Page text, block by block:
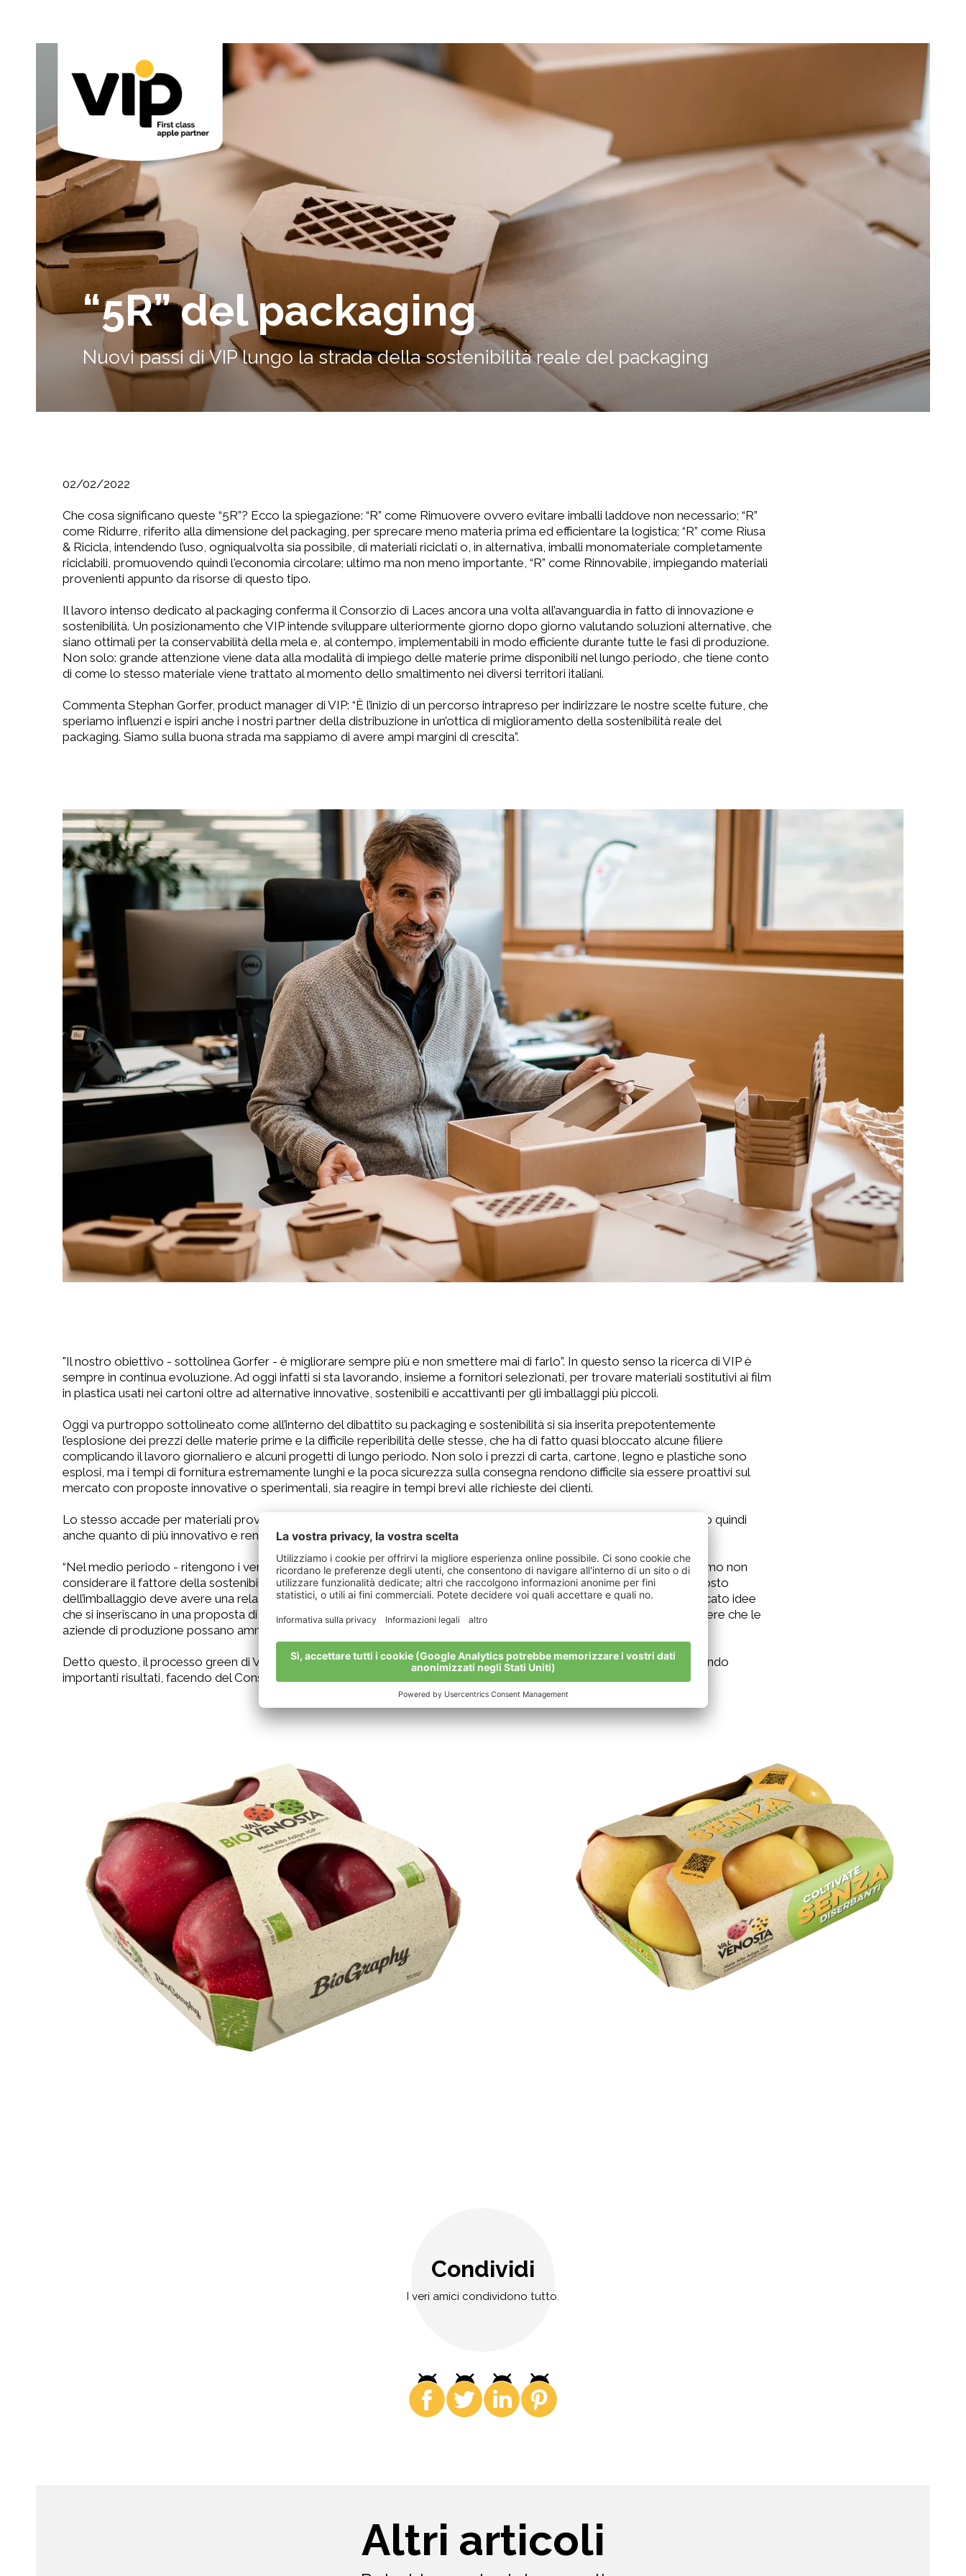
“5R” del packaging
Nuovi passi di VIP lungo la strada della sostenibilità reale del packaging
02/02/2022
Che cosa significano queste “5R”? Ecco la spiegazione: “R” come Rimuovere ovvero evitare imballi laddove non necessario; “R”
come Ridurre, riferito alla dimensione del packaging, per sprecare meno materia prima ed efficientare la logistica; “R” come Riusa
& Ricicla, intendendo l’uso, ogniqualvolta sia possibile, di materiali riciclati o, in alternativa, imballi monomateriale completamente
riciclabili, promuovendo quindi l'economia circolare; ultimo ma non meno importante, “R” come Rinnovabile, impiegando materiali
provenienti appunto da risorse di questo tipo.
Il lavoro intenso dedicato al packaging conferma il Consorzio di Laces ancora una volta all’avanguardia in fatto di innovazione e
sostenibilità. Un posizionamento che VIP intende sviluppare ulteriormente giorno dopo giorno valutando soluzioni alternative, che
siano ottimali per la conservabilità della mela e, al contempo, implementabili in modo efficiente durante tutte le fasi di produzione.
Non solo: grande attenzione viene data alla modalità di impiego delle materie prime disponibili nel lungo periodo, che tiene conto
di come lo stesso materiale viene trattato al momento dello smaltimento nei diversi territori italiani.
Commenta Stephan Gorfer, product manager di VIP: “È l’inizio di un percorso intrapreso per indirizzare le nostre scelte future, che
speriamo influenzi e ispiri anche i nostri partner della distribuzione in un’ottica di miglioramento della sostenibilità reale del
packaging. Siamo sulla buona strada ma sappiamo di avere ampi margini di crescita”.
"Il nostro obiettivo - sottolinea Gorfer - è migliorare sempre più e non smettere mai di farlo”. In questo senso la ricerca di VIP è
sempre in continua evoluzione. Ad oggi infatti si sta lavorando, insieme a fornitori selezionati, per trovare materiali sostitutivi ai film
in plastica usati nei cartoni oltre ad alternative innovative, sostenibili e accattivanti per gli imballaggi più piccoli.
Oggi va purtroppo sottolineato come all’interno del dibattito su packaging e sostenibilità si sia inserita prepotentemente
l’esplosione dei prezzi delle materie prime e la difficile reperibilità delle stesse, che ha di fatto quasi bloccato alcune filiere
complicando il lavoro giornaliero e alcuni progetti di lungo periodo. Non solo i prezzi di carta, cartone, legno e plastiche sono
esplosi, ma i tempi di fornitura estremamente lunghi e la poca sicurezza sulla consegna rendono difficile sia essere proattivi sul
mercato con proposte innovative o sperimentali, sia reagire in tempi brevi alle richieste dei clienti.
Lo stesso accade per materiali provenienti da fonti rinnovabili come la bioplastica da canna da zucchero, coinvolgendo quindi
anche quanto di più innovativo e rendendo la pianificazione davvero difficile.
“Nel medio periodo - ritengono i vertici di VIP - immaginiamo la situazione possa tornare alla normalità, ma non possiamo non
considerare il fattore della sostenibilità economica nelle proposte di mercato nostre o dei nostri clienti; l’impatto del costo
dell’imballaggio deve avere una relazione con il valore reale del prodotto, e al momento la difficoltà di portare sul mercato idee
che si inseriscano in una proposta di prezzo comprensibile per il consumatore è reale. Certo è che non ci si può attendere che le
aziende di produzione possano ammortizzare questi costi senza doverne portare almeno una parte al consumo”.
Detto questo, il processo green di VIP continua. Un impegno importante per il futuro di tutti e dell’ambiente, che sta dando
importanti risultati, facendo del Consorzio della Val Venosta il partner di riferimento, senza compromessi.
Condividi
I veri amici condividono tutto.
Altri articoli